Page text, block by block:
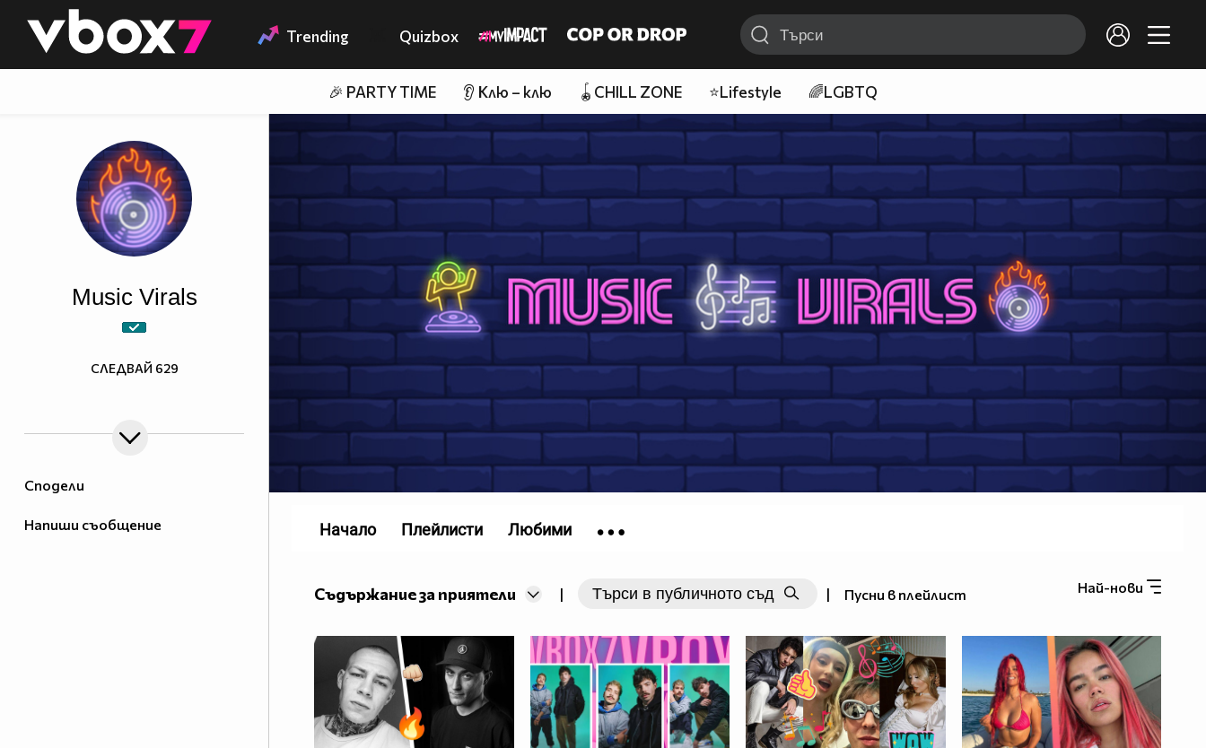
👾 Trending Quizbox
🎉 PARTY TIME 👂 Клю – клю 🪀CHILL ZONE ⭐Lifestyle 🌈LGBTQ
Сподели
Напиши съобщение
Music Virals
СЛЕДВАЙ 629
Най-нови
Съдържание за приятели | | Пусни в плейлист
Начало Плейлисти Любими